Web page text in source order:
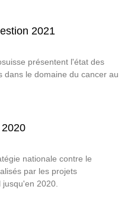
2021
présentent l'état des
dans le domaine du cancer au
nationale contre le
par les projets
jusqu'en 2020.